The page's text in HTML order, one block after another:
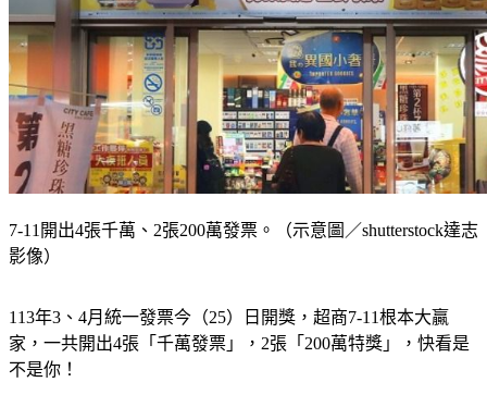
7-11開出4張千萬、2張200萬發票。（示意圖／shutterstock達志
影像）
113年3、4月統一發票今（25）日開獎，超商7-11根本大贏
家，一共開出4張「千萬發票」，2張「200萬特獎」，快看是
不是你！